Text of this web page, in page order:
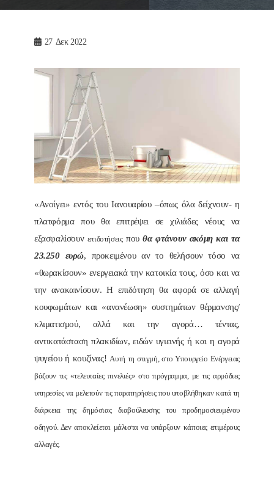
27 Δεκ 2022
«Ανοίγει» εντός του Ιανουαρίου –όπως όλα δείχνουν- η
πλατφόρμα που θα επιτρέψει σε χιλιάδες νέους να
εξασφαλίσουν επιδοτήσειςπουθα φτάνουν ακόμη και τα
23.250 ευρώ, προκειμένου αν το θελήσουν τόσο να
«θωρακίσουν» ενεργειακά την κατοικία τους, όσο και να
την ανακαινίσουν. Η επιδότηση θα αφορά σε αλλαγή
κουφωμάτων και «ανανέωση» συστημάτων θέρμανσης/
κλιματισμού, αλλά και την αγορά… τέντας,
αντικατάσταση πλακιδίων, ειδών υγιεινής ή και η αγορά
ψυγείου ή κουζίνας! Αυτή τη στιγμή, στο Υπουργείο Ενέργειας
βάζουν τις «τελευταίες πινελιές» στο πρόγραμμα, με τις αρμόδιες
υπηρεσίες να μελετούν τις παρατηρήσεις που υποβλήθηκαν κατά τη
διάρκεια της δημόσιας διαβούλευσης του προδημοσιευμένου
οδηγού. Δεναποκλείεται μάλιστα να υπάρξουν κάποιες επιμέρους
αλλαγές.